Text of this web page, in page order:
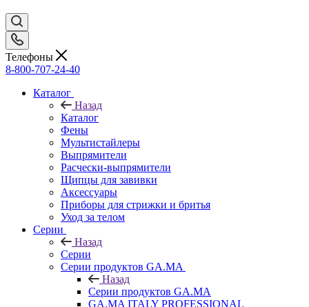
Телефоны
8-800-707-24-40
Каталог
Назад
Каталог
Фены
Мультистайлеры
Выпрямители
Расчески-выпрямители
Щипцы для завивки
Аксессуары
Приборы для стрижки и бритья
Уход за телом
Серии
Назад
Серии
Серии продуктов GA.MA
Назад
Серии продуктов GA.MA
GA.MA ITALY PROFESSIONAL